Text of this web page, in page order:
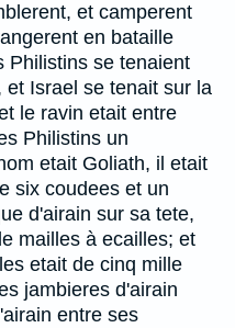
et camperent
en bataille
Philistins se tenaient
Israel se tenait sur la
le ravin etait entre
Philistins un
etait Goliath, il etait
six coudees et un
d'airain sur sa tete,
mailles à ecailles; et
etait de cinq mille
jambieres d'airain
entre ses